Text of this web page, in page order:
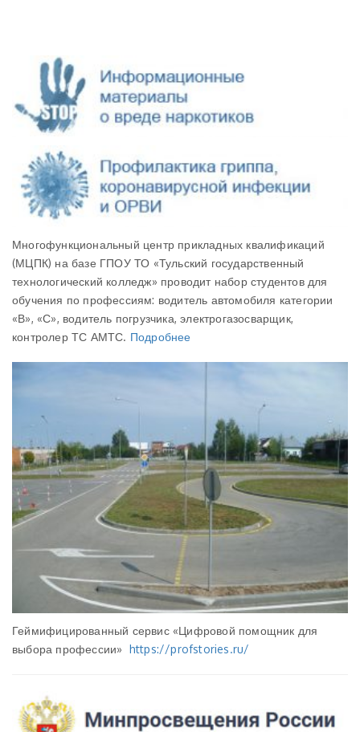
Многофункциональный центр прикладных квалификаций
(МЦПК) на базе ГПОУ ТО «Тульский государственный
технологический колледж» проводит набор студентов для
обучения по профессиям: водитель автомобиля категории
«В», «С», водитель погрузчика, электрогазосварщик,
контролер ТС АМТС. Подробнее
Геймифицированный сервис «Цифровой помощник для
выбора профессии» https://profstories.ru/